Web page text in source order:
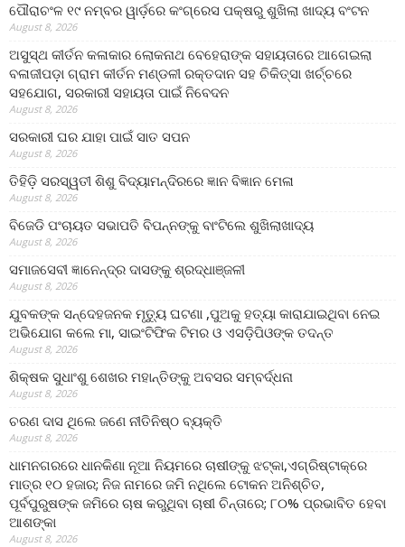
ପୌରାଚଂଳ ୧୯ ନମ୍ବର ୱାର୍ଡ଼ରେ କଂଗ୍ରେସ ପକ୍ଷରୁ ଶୁଖିଲା ଖାଦ୍ୟ ବଂଟନ
August 8, 2026
ଅସୁସ୍ଥ କୀର୍ତନ କଳାକାର ଲୋକନାଥ ବେହେରାଙ୍କ ସହାୟତାରେ ଆଗେଇଲା
ବଳାଜୀପଡ଼ା ଗ୍ରାମ କୀର୍ତନ ମଣ୍ଡଳୀ ରକ୍ତଦାନ ସହ ଚିକିତ୍ସା ଖର୍ଚ୍ଚରେ
ସହଯୋଗ, ସରକାରୀ ସହାୟତା ପାଇଁ ନିବେଦନ
August 8, 2026
ସରକାରୀ ଘର ଯାହା ପାଇଁ ସାତ ସପନ
August 8, 2026
ତିହିଡି଼ ସରସ୍ୱତୀ ଶିଶୁ ବିଦ୍ୟାମନ୍ଦିରରେ ଜ୍ଞାନ ବିଜ୍ଞାନ ମେଳା
August 8, 2026
ବିଜେଡି ପଂଚାୟତ ସଭାପତି ବିପନ୍ନଙ୍କୁ ବାଂଟିଲେ ଶୁଖିଲାଖାଦ୍ୟ
August 8, 2026
ସମାଜସେବୀ ଜ୍ଞାନେନ୍ଦ୍ର ଦାସଙ୍କୁ ଶ୍ରଦ୍ଧାଞ୍ଜଳୀ
August 8, 2026
ଯୁବକଙ୍କ ସନ୍ଦେହଜନକ ମୃତ୍ୟୁ ଘଟଣା ,ପୁଅକୁ ହତ୍ୟା କାରାଯାଇଥିବା ନେଇ
ଅଭିଯୋଗ କଲେ ମା, ସାଇଂଟିଫିକ ଟିମର ଓ ଏସଡ଼ିପିଓଙ୍କ ତଦନ୍ତ
August 8, 2026
ଶିକ୍ଷକ ସୁଧାଂଶୁ ଶେଖର ମହାନ୍ତିଙ୍କୁ ଅବସର ସମ୍ବର୍ଦ୍ଧନା
August 8, 2026
ଚରଣ ଦାସ ଥିଲେ ଜଣେ ନୀତିନିଷ୍ଠ ବ୍ୟକ୍ତି
August 8, 2026
ଧାମନଗରରେ ଧାନକିଣା ନୂଆ ନିୟମରେ ଚାଷୀଙ୍କୁ ଝଟ୍‌କା,ଏଗ୍ରିଷ୍ଟାକ୍‌ରେ
ମାତ୍ର ୧୦ ହଜାର; ନିଜ ନାମରେ ଜମି ନଥିଲେ ଟୋକନ ଅନିଶ୍ଚିତ,
ପୂର୍ବପୁରୁଷଙ୍କ ଜମିରେ ଚାଷ କରୁଥିବା ଚାଷୀ ଚିନ୍ତାରେ; ୮୦% ପ୍ରଭାବିତ ହେବା
ଆଶଙ୍କା
August 8, 2026